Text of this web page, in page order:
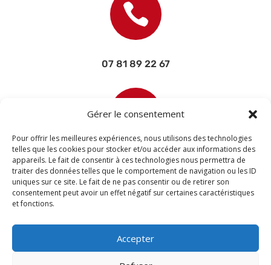
Gérer le consentement
Pour offrir les meilleures expériences, nous utilisons des technologies
telles que les cookies pour stocker et/ou accéder aux informations des
appareils. Le fait de consentir à ces technologies nous permettra de
traiter des données telles que le comportement de navigation ou les ID
uniques sur ce site. Le fait de ne pas consentir ou de retirer son
consentement peut avoir un effet négatif sur certaines caractéristiques
et fonctions.
Accepter

07 81 89 22 67

contact@devisettravaux.fr